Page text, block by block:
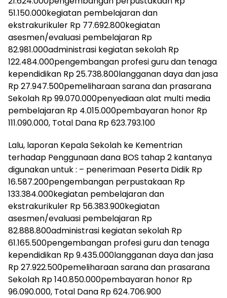
51.150.000kegiatan pembelajaran dan
ekstrakurikuler Rp 77.692.800kegiatan
asesmen/evaluasi pembelajaran Rp
82.981.000administrasi kegiatan sekolah Rp
122.484.000pengembangan profesi guru dan tenaga
kependidikan Rp 25.738.800langganan daya dan jasa
Rp 27.947.500pemeliharaan sarana dan prasarana
Sekolah Rp 99.070.000penyediaan alat multi media
pembelajaran Rp 4.015.000pembayaran honor Rp
111.090.000, Total Dana Rp 623.793.100
Lalu, laporan Kepala Sekolah ke Kementrian
terhadap Penggunaan dana BOS tahap 2 kantanya
digunakan untuk : – penerimaan Peserta Didik Rp
16.587.200pengembangan perpustakaan Rp
133.384.000kegiatan pembelajaran dan
ekstrakurikuler Rp 56.383.900kegiatan
asesmen/evaluasi pembelajaran Rp
82.888.800administrasi kegiatan sekolah Rp
61.165.500pengembangan profesi guru dan tenaga
kependidikan Rp 9.435.000langganan daya dan jasa
Rp 27.922.500pemeliharaan sarana dan prasarana
Sekolah Rp 140.850.000pembayaran honor Rp
96.090.000, Total Dana Rp 624.706.900